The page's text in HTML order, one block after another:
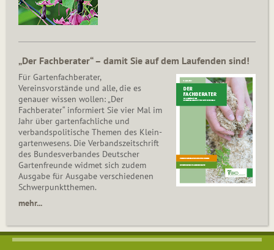
„Der Fachberater“ – damit Sie auf dem Laufenden sind!
Für Gartenfachberater,
Vereinsvorstände und alle, die es
genauer wissen wollen: „Der
Fachberater“ informiert Sie vier Mal im
Jahr über gartenfachliche und
verbandspolitische Themen des Klein­
gar­ten­wesens. Die Ver­bands­zeit­schrift
des Bun­des­ver­ban­des Deutscher
Gartenfreunde widmet sich zudem
Ausgabe für Ausgabe verschiedenen
Schwer­punkt­the­men.
mehr...